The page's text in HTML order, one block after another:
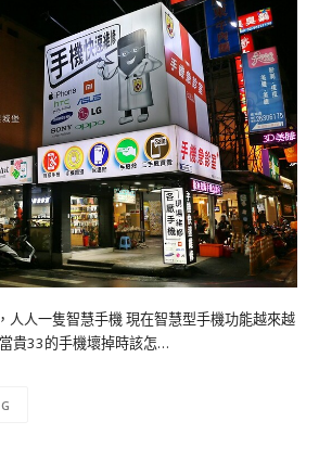
人人一隻智慧手機 現在智慧型手機功能越來越
貴33的手機壞掉時該怎…